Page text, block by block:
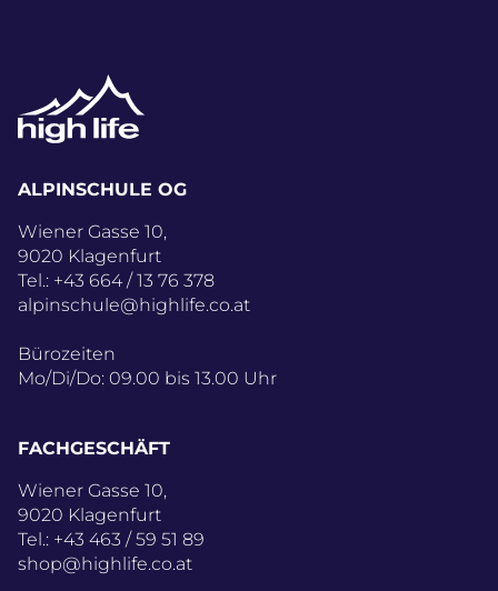
ALPINSCHULE OG
Wiener Gasse 10,
9020 Klagenfurt
Tel.: +43 664 / 13 76 378
alpinschule@highlife.co.at
Bürozeiten
Mo/Di/Do: 09.00 bis 13.00 Uhr
FACHGESCHÄFT
Wiener Gasse 10,
9020 Klagenfurt
Tel.: +43 463 / 59 51 89
shop@highlife.co.at